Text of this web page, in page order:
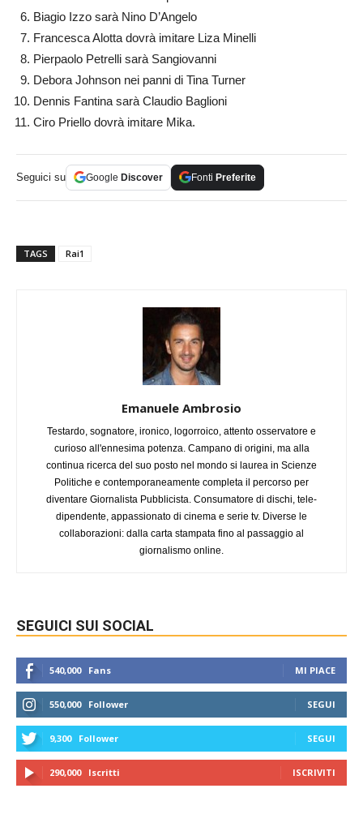
Biagio Izzo sarà Nino D’Angelo
Francesca Alotta dovrà imitare Liza Minelli
Pierpaolo Petrelli sarà Sangiovanni
Debora Johnson nei panni di Tina Turner
Dennis Fantina sarà Claudio Baglioni
Ciro Priello dovrà imitare Mika.
Seguici su Google Discover Fonti Preferite
TAGS Rai1
Emanuele Ambrosio
Testardo, sognatore, ironico, logorroico, attento osservatore e
curioso all'ennesima potenza. Campano di origini, ma alla
continua ricerca del suo posto nel mondo si laurea in Scienze
Politiche e contemporaneamente completa il percorso per
diventare Giornalista Pubblicista. Consumatore di dischi, tele-
dipendente, appassionato di cinema e serie tv. Diverse le
collaborazioni: dalla carta stampata fino al passaggio al
giornalismo online.
SEGUICI SUI SOCIAL
540,000 Fans MI PIACE
550,000 Follower SEGUI
9,300 Follower SEGUI
290,000 Iscritti ISCRIVITI